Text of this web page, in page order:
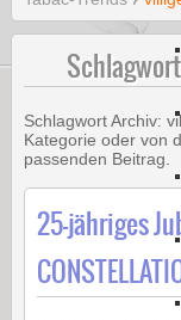
Schlagwort Archiv:
Kategorie oder von
passenden Beitrag.
25-jähriges